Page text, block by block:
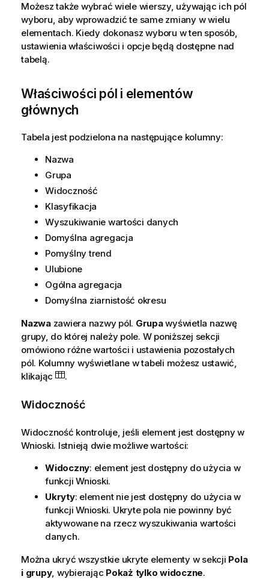
Możesz także wybrać wiele wierszy, używając ich pól
wyboru, aby wprowadzić te same zmiany w wielu
elementach. Kiedy dokonasz wyboru w ten sposób,
ustawienia właściwości i opcje będą dostępne nad
tabelą.
Właściwości pól i elementów
głównych
Tabela jest podzielona na następujące kolumny:
Nazwa
Grupa
Widoczność
Klasyfikacja
Wyszukiwanie wartości danych
Domyślna agregacja
Pomyślny trend
Ulubione
Ogólna agregacja
Domyślna ziarnistość okresu
Nazwazawiera nazwy pól. Grupawyświetla nazwę
grupy, do której należy pole. W poniższej sekcji
omówiono różne wartości i ustawienia pozostałych
pól. Kolumny wyświetlane w tabeli możesz ustawić,
klikając
.
Widoczność
Widoczność kontroluje, jeśli element jest dostępny w
Wnioski. Istnieją dwie możliwe wartości:
Widoczny: element jest dostępny do użycia w
funkcji Wnioski.
Ukryty: element nie jest dostępny do użycia w
funkcji Wnioski. Ukryte pola nie powinny być
aktywowane na rzecz wyszukiwania wartości
danych.
Można ukryć wszystkie ukryte elementy w sekcji Pola
i grupy, wybierając Pokaż tylko widoczne.